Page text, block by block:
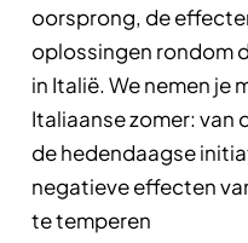
oorsprong, de
oplossingen rondom
in Italië. We nemen je
Italiaanse zomer:
de hedendaagse
negatieve effecten
te temperen